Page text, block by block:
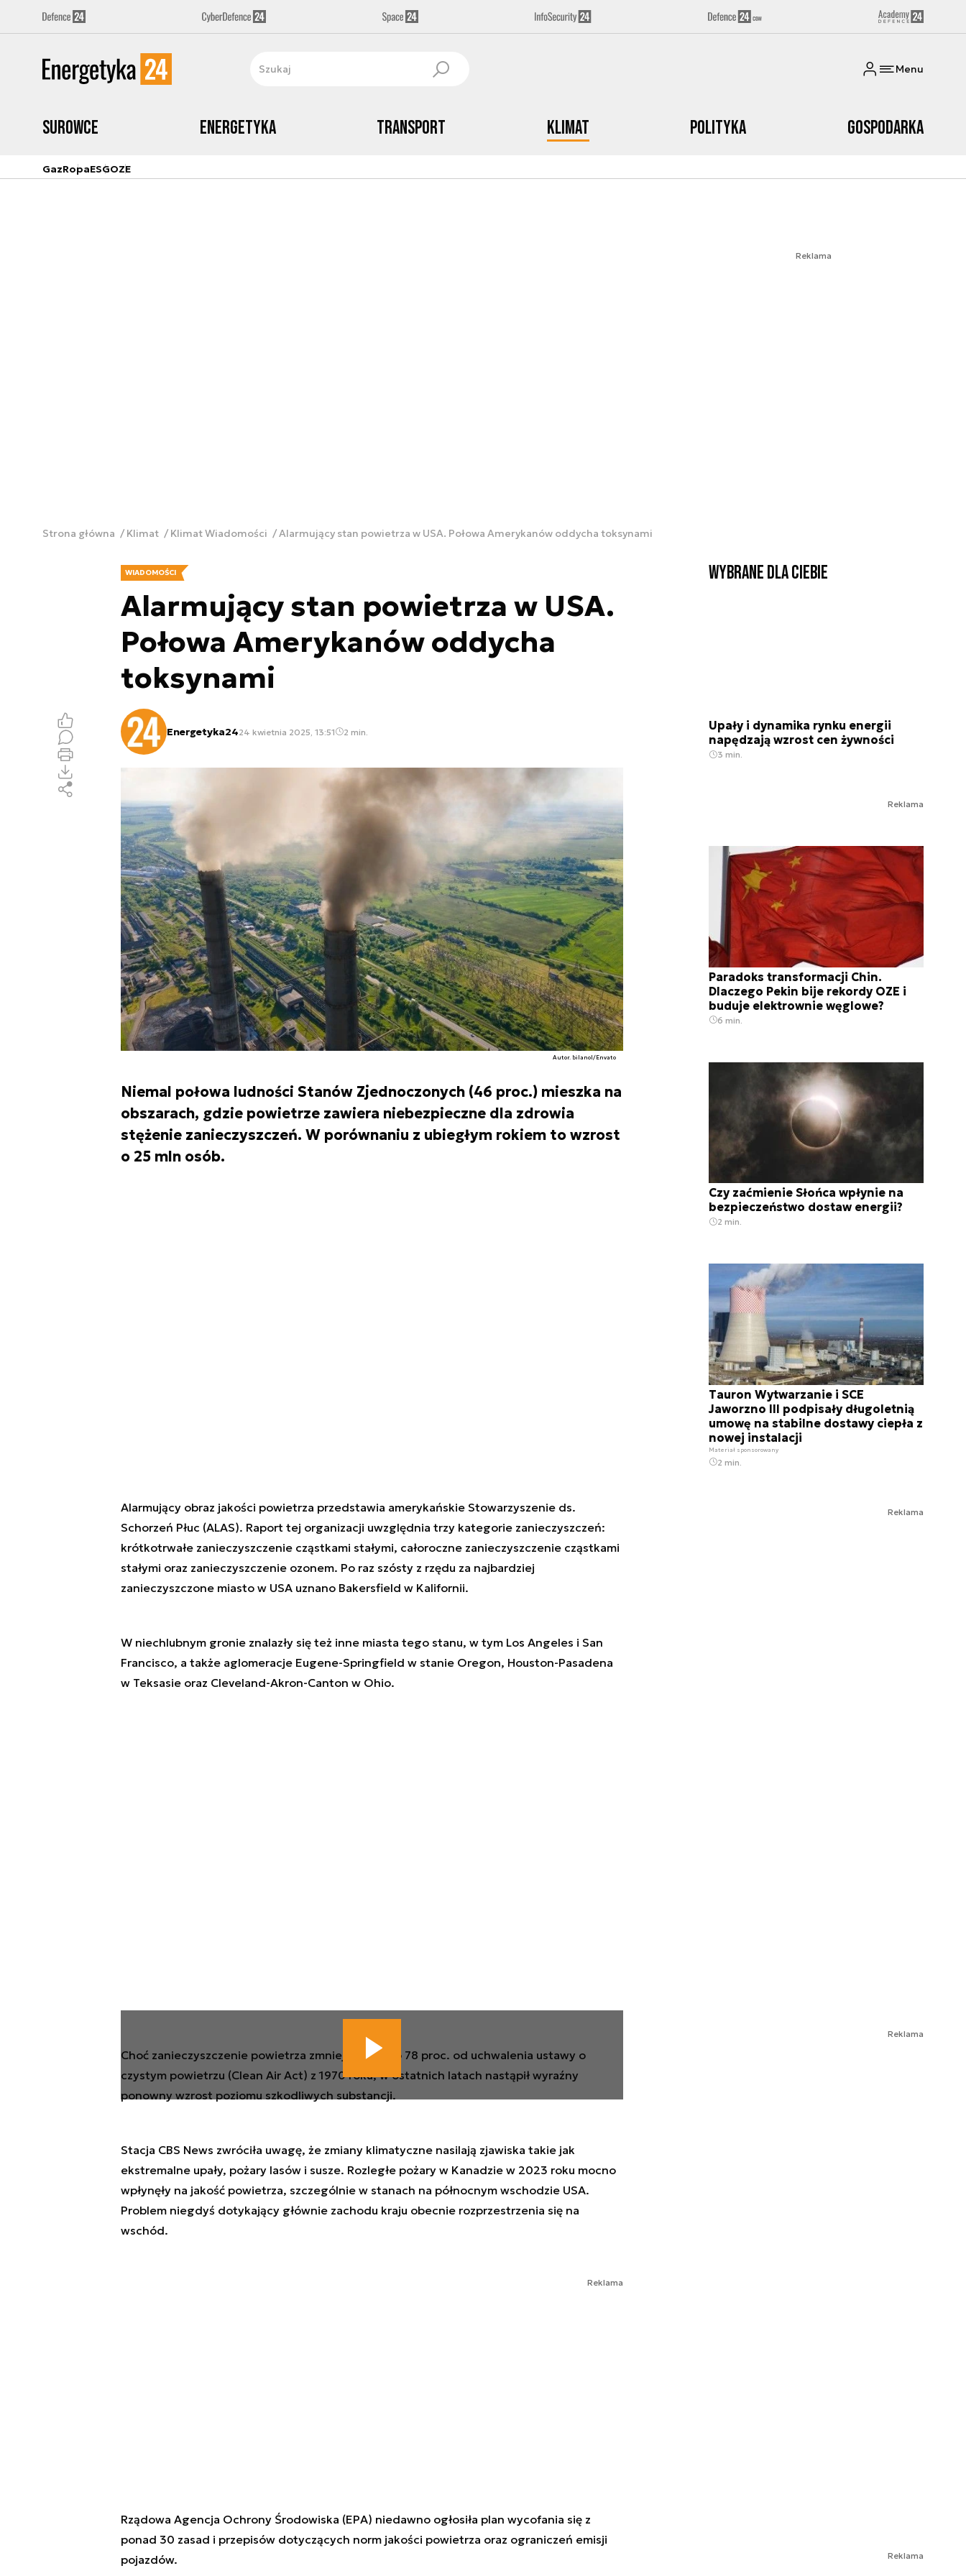
Menu
Surowce Energetyka Transport Klimat Polityka Gospodarka
GazRopaESGOZE
Reklama
Strona główna Klimat Klimat Wiadomości Alarmujący stan powietrza w USA. Połowa Amerykanów oddycha toksynami
WIADOMOŚCI
Alarmujący stan powietrza w USA.
Połowa Amerykanów oddycha
toksynami
Energetyka2424 kwietnia 2025, 13:51 2 min.
Autor. bilanol/Envato
Niemal połowa ludności Stanów Zjednoczonych (46 proc.) mieszka na
obszarach, gdzie powietrze zawiera niebezpieczne dla zdrowia
stężenie zanieczyszczeń. W porównaniu z ubiegłym rokiem to wzrost
o 25 mln osób.
Alarmujący obraz jakości powietrza przedstawia amerykańskie Stowarzyszenie ds.
Schorzeń Płuc (ALAS). Raport tej organizacji uwzględnia trzy kategorie zanieczyszczeń:
krótkotrwałe zanieczyszczenie cząstkami stałymi, całoroczne zanieczyszczenie cząstkami
stałymi oraz zanieczyszczenie ozonem. Po raz szósty z rzędu za najbardziej
zanieczyszczone miasto w USA uznano Bakersfield w Kalifornii.
W niechlubnym gronie znalazły się też inne miasta tego stanu, w tym Los Angeles i San
Francisco, a także aglomeracje Eugene-Springfield w stanie Oregon, Houston-Pasadena
w Teksasie oraz Cleveland-Akron-Canton w Ohio.
Choć zanieczyszczenie powietrza zmniejszyło się o 78 proc. od uchwalenia ustawy o
czystym powietrzu (Clean Air Act) z 1970 roku, w ostatnich latach nastąpił wyraźny
ponowny wzrost poziomu szkodliwych substancji.
Stacja CBS News zwróciła uwagę, że zmiany klimatyczne nasilają zjawiska takie jak
ekstremalne upały, pożary lasów i susze. Rozległe pożary w Kanadzie w 2023 roku mocno
wpłynęły na jakość powietrza, szczególnie w stanach na północnym wschodzie USA.
Problem niegdyś dotykający głównie zachodu kraju obecnie rozprzestrzenia się na
wschód.
Reklama
Rządowa Agencja Ochrony Środowiska (EPA) niedawno ogłosiła plan wycofania się z
ponad 30 zasad i przepisów dotyczących norm jakości powietrza oraz ograniczeń emisji
pojazdów.
Wybrane dla Ciebie
Upały i dynamika rynku energii
napędzają wzrost cen żywności
3 min.
Reklama
Paradoks transformacji Chin.
Dlaczego Pekin bije rekordy OZE i
buduje elektrownie węglowe?
6 min.
Czy zaćmienie Słońca wpłynie na
bezpieczeństwo dostaw energii?
2 min.
Tauron Wytwarzanie i SCE
Jaworzno III podpisały długoletnią
umowę na stabilne dostawy ciepła z
nowej instalacji
Materiał sponsorowany
2 min.
Reklama
Reklama
Reklama